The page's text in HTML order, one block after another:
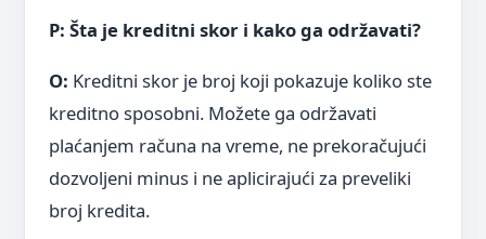
P: Šta je kreditni skor i kako ga održavati?
O: Kreditni skor je broj koji pokazuje koliko ste
kreditno sposobni. Možete ga održavati
plaćanjem računa na vreme, ne prekoračujući
dozvoljeni minus i ne aplicirajući za preveliki
broj kredita.